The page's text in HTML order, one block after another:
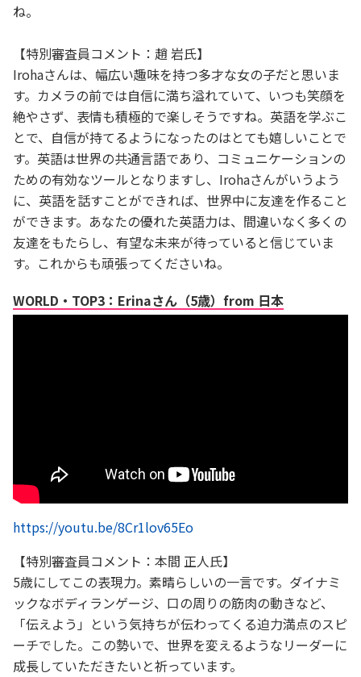
ね。
【特別審査員コメント：趙 岩氏】
Irohaさんは、幅広い趣味を持つ多才な女の子だと思いま
す。カメラの前では自信に満ち溢れていて、いつも笑顔を
絶やさず、表情も積極的で楽しそうですね。英語を学ぶこ
とで、自信が持てるようになったのはとても嬉しいことで
す。英語は世界の共通言語であり、コミュニケーションの
ための有効なツールとなりますし、Irohaさんがいうよう
に、英語を話すことができれば、世界中に友達を作ること
ができます。あなたの優れた英語力は、間違いなく多くの
友達をもたらし、有望な未来が待っていると信じていま
す。これからも頑張ってくださいね。
WORLD・TOP3：Erinaさん（5歳）from 日本
https://youtu.be/8Cr1lov65Eo
【特別審査員コメント：本間 正人氏】
5歳にしてこの表現力。素晴らしいの一言です。ダイナミ
ックなボディランゲージ、口の周りの筋肉の動きなど、
「伝えよう」という気持ちが伝わってくる迫力満点のスピ
ーチでした。この勢いで、世界を変えるようなリーダーに
成長していただきたいと祈っています。